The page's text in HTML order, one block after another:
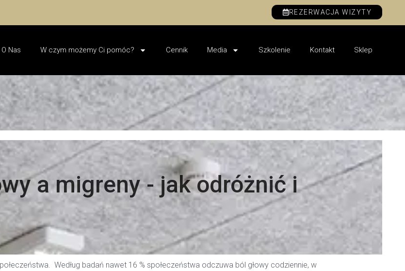
REZERWACJA WIZYTY
O Nas W czym możemy Ci pomóc? Cennik Media Szkolenie Kontakt Sklep
a migreny - jak odróżnić i
Według badań nawet 16 % społeczeństwa odczuwa ból głowy codziennie, w